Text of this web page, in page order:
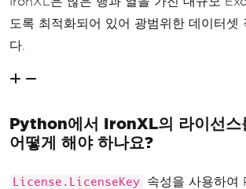
도록 최적화되어 있어 광범위한 데이터셋
다.
Python에서 IronXL의 라이선스
어떻게 해야 하나요?
License.LicenseKey
속성을 사용하여